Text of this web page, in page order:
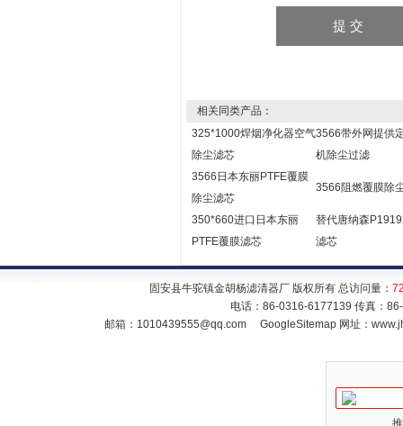
相关同类产品：
325*1000焊烟净化器空气
除尘滤芯
3566带外网提供
机除尘过滤
3566日本东丽PTFE覆膜
除尘滤芯
3566阻燃覆膜除
350*660进口日本东丽
PTFE覆膜滤芯
替代唐纳森
滤芯
固安县牛驼镇金胡杨滤清器厂 版权所有 总访问量：
电话：86-0316-6177139 传真：
邮箱： 1010439555@qq.com GoogleSitemap网址：